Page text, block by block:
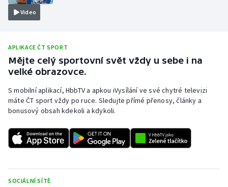
Plavání
Ragby
Rychlobruslení
Rychlostní kanoistika
Short track
Video
APLIKACE ČT SPORT
Mějte celý sportovní svět vždy u sebe i na
velké obrazovce.
S mobilní aplikací, HbbTV a apkou iVysílání ve své chytré televizi
máte ČT sport vždy po ruce. Sledujte přímé přenosy, články a
bonusový obsah kdekoli a kdykoli.
SOCIÁLNÍ SÍTĚ